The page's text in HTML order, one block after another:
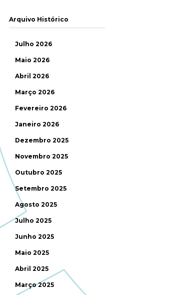
Arquivo Histórico
Julho 2026
Maio 2026
Abril 2026
Março 2026
Fevereiro 2026
Janeiro 2026
Dezembro 2025
Novembro 2025
Outubro 2025
Setembro 2025
Agosto 2025
Julho 2025
Junho 2025
Maio 2025
Abril 2025
Março 2025